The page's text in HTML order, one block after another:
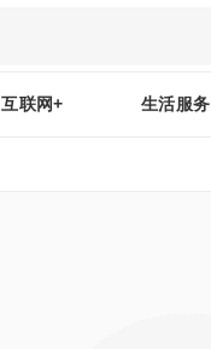
互联网+ 生活服务